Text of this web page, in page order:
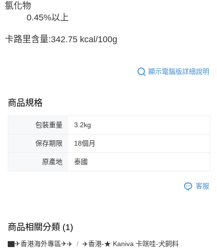
氯化物
0.45%以上
卡路里含量:342.75 kcal/100g
顯示電腦版詳細說明
商品規格
包裝重量 3.2kg
保存期限 18個月
原產地 泰國
客服
商品相關分類 (1)
▇✈香港海外專區✈✈️ ✈️香港-★ Kaniva 卡咪哇-犬飼料